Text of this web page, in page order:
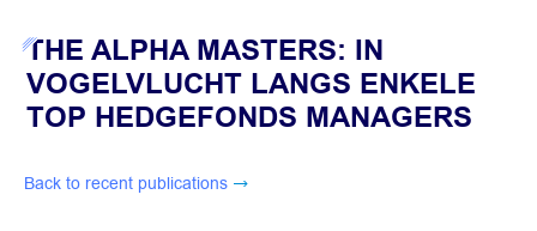
THE ALPHA MASTERS: IN
VOGELVLUCHT LANGS ENKELE
TOP HEDGEFONDS MANAGERS
Back to recent publications